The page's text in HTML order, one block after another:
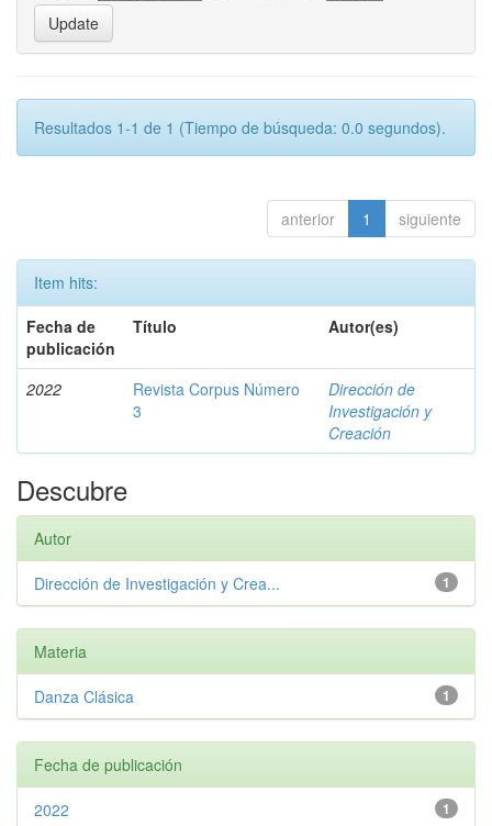
Resultados 1-1 de 1 (Tiempo de búsqueda: 0.0 segundos).
anterior 1 siguiente
Item hits:
Fecha de
publicación
Título Autor(es)
2022
Revista Corpus Número
3
Dirección de
Investigación y
Creación
Descubre
Autor
1
Dirección de Investigación y Crea...
Materia
1
Danza Clásica
Fecha de publicación
1
2022